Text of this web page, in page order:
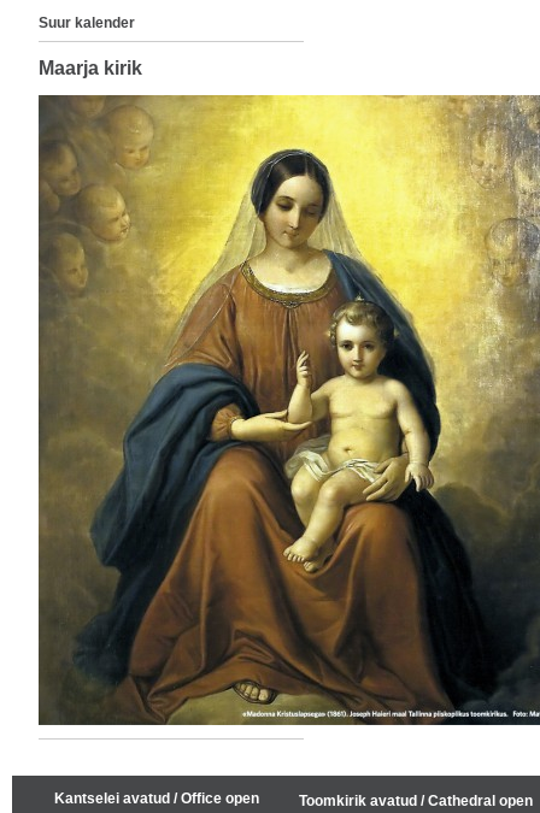
Suur kalender
Maarja kirik
Kantselei avatud / Office open
Toomkirik avatud / Cathedral open